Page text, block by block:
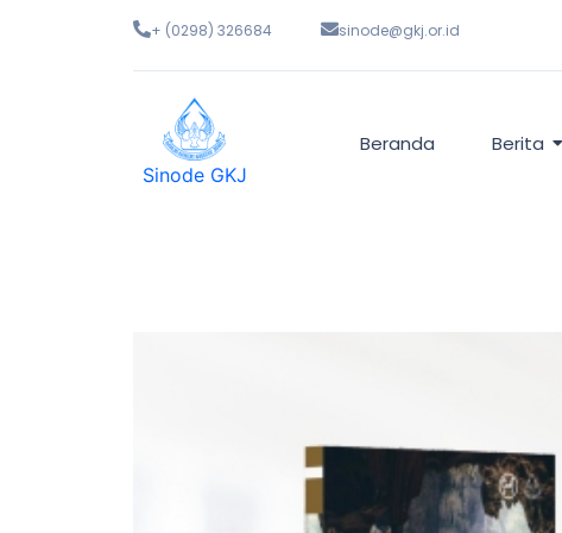
+ (0298) 326684 sinode@gkj.or.id
Sinode GKJ
Beranda Berita